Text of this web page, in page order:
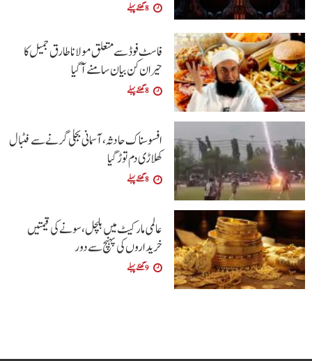
8 گھنٹے پہلے
فاسٹ فوڈ سے متعلق مولانا طارق جمیل کا
حیران کن بیان سامنے آگیا
8 گھنٹے پہلے
افسوسناک حادثہ، آسمانی بجلی گرنے سے فٹبال
کھلاڑی دم توڑ گیا
8 گھنٹے پہلے
عالمی مارکیٹ میں ہلچل، سونے کی قیمتیں
خریداروں کی پہنچ سے دور
9 گھنٹے پہلے